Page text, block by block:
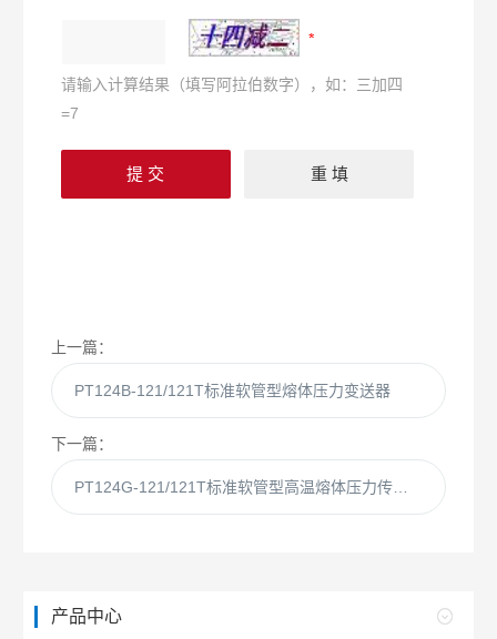
请输入计算结果（填写阿拉伯数字），如：三加四
=7
上一篇：
PT124B-121/121T标准软管型熔体压力变送器
下一篇：
产品中心